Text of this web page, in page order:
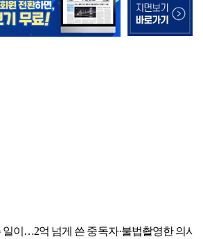
일이…2억 넘게 쓴 중독자·불법촬영한 의사